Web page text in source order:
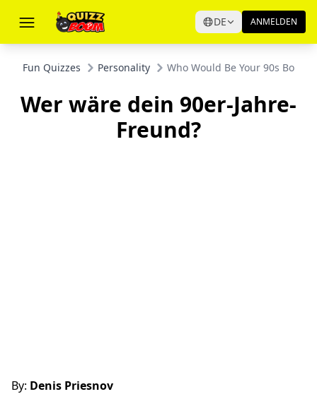
DE ANMELDEN
Fun Quizzes Personality Who Would Be Your 90s
Wer wäre dein 90er-Jahre-
Freund?
By: Denis Priesnov